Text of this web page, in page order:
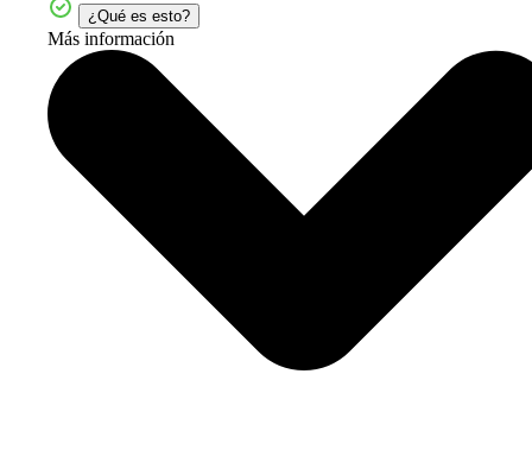
¿Qué es esto?
Más información